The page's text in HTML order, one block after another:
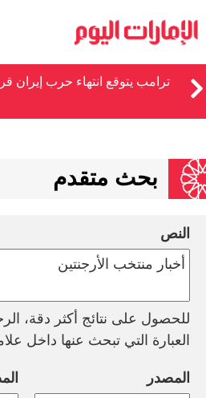
ترامب يتوقع انتهاء حرب إيران
بحث متقدم
النص
للحصول على نتائج أكثر دقة،
العبارة التي تبحث عنها داخل
المصدر